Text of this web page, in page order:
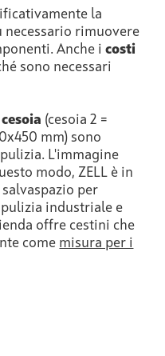
la
necessario rimuovere
Anche icosti
sono necessari
cesoia (cesoia 2 =
mm) sono
L'immagine
modo, ZELL è in
per
industriale e
offre cestini che
come misura per i